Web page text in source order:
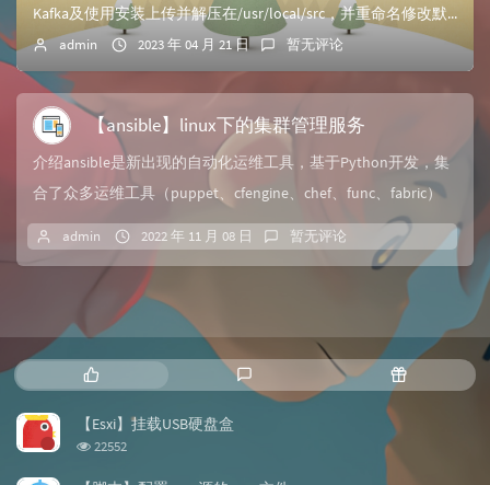
Kafka及使用安装上传并解压在/usr/local/src，并重命名修改默认server.properties（kafka/config/），并修改/e...
admin 2023 年 04 月 21 日 暂无评论
【ansible】linux下的集群管理服务
介绍ansible是新出现的自动化运维工具，基于Python开发，集
合了众多运维工具（puppet、cfengine、chef、func、fabric）
的...
admin 2022 年 11 月 08 日 暂无评论
热
门
文
新
随
机
【Esxi】挂载USB硬盘盒
浏
22552